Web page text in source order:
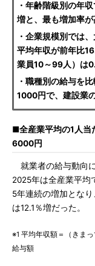
・年齢階級別の年
増と、最も増加率が
・企業規模別では
平均年収が前年比
業員10～99人）は
・職種別の給与を
1000円で、建設業
■全産業平均の1人当
6000円
就業者の給与動向
2025年は全産業平均
5年連続の増加とな
は12.1％増だった。
※1 平均年収額＝（きま
給与額